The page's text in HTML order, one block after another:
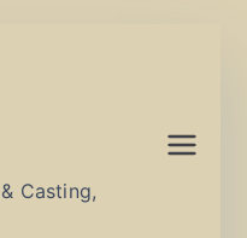
Casting,